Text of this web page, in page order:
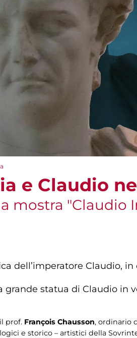
e Claudio
mostra "Claudio
dell’imperatore Claudio, in
statua di Claudio in
prof. François Chausson, ordinario
e storico – artistici della